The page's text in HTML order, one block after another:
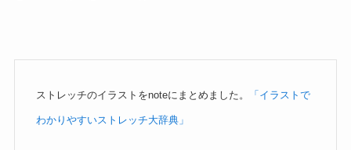
ストレッチのイラストをnoteにまとめました。 「イラストで
わかりやすいストレッチ大辞典」